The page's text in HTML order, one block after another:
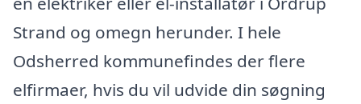
Strand og omegn herunder. I hele
Odsherred kommunefindes der flere
elfirmaer, hvis du vil udvide din søgning